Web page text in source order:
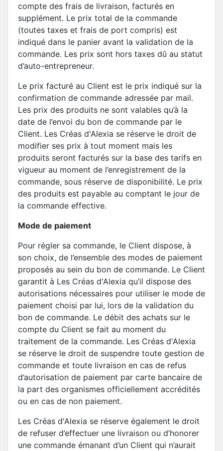
compte des frais de livraison, facturés en
supplément. Le prix total de la commande
(toutes taxes et frais de port compris) est
indiqué dans le panier avant la validation de la
commande. Les prix sont hors taxes dû au statut
d’auto-entrepreneur.
Le prix facturé au Client est le prix indiqué sur la
confirmation de commande adressée par mail.
Les prix des produits ne sont valables qu’à la
date de l’envoi du bon de commande par le
Client. Les Créas d'Alexia se réserve le droit de
modifier ses prix à tout moment mais les
produits seront facturés sur la base des tarifs en
vigueur au moment de l’enregistrement de la
commande, sous réserve de disponibilité. Le prix
des produits est payable au comptant le jour de
la commande effective.
Mode de paiement
Pour régler sa commande, le Client dispose, à
son choix, de l’ensemble des modes de paiement
proposés au sein du bon de commande. Le Client
garantit à Les Créas d'Alexia qu’il dispose des
autorisations nécessaires pour utiliser le mode de
paiement choisi par lui, lors de la validation du
bon de commande. Le débit des achats sur le
compte du Client se fait au moment du
traitement de la commande. Les Créas d'Alexia
se réserve le droit de suspendre toute gestion de
commande et toute livraison en cas de refus
d’autorisation de paiement par carte bancaire de
la part des organismes officiellement accrédités
ou en cas de non paiement.
Les Créas d'Alexia se réserve également le droit
de refuser d’effectuer une livraison ou d’honorer
une commande émanant d’un Client qui n’aurait